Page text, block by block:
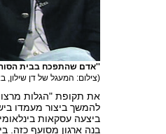
''אדם שהתפכח בבית הסוהר''.
(צילום: המעגל של דן שילון,
את תקופת "הגלות
להמשך ביצור מעמדו
ביצעה עסקאות